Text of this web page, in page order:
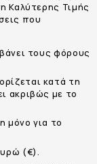
Καλύτερης Τιμής
που
τους φόρους
κατά τη
ακριβώς με το
μόνο για το
(€).